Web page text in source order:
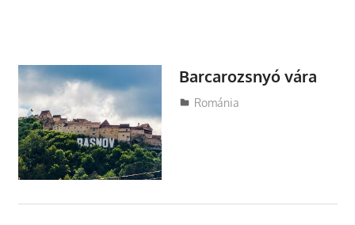
Barcarozsnyó vára
Utazasok.org
Románia